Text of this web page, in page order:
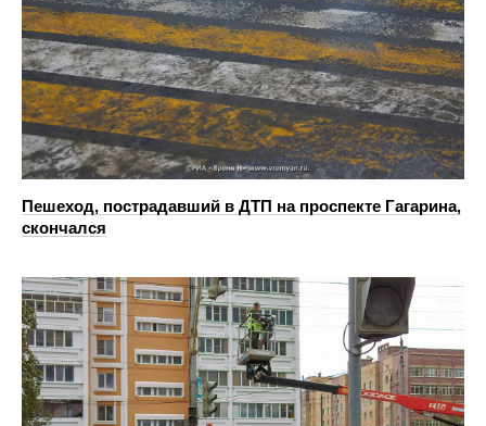
Пешеход, пострадавший в ДТП на проспекте Гагарина,
скончался